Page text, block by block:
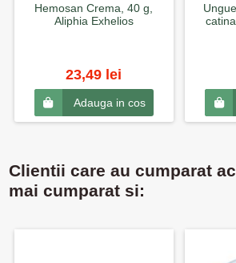
Hemosan Crema, 40 g,
Aliphia Exhelios
23,49 lei
Adauga in cos
Clientii care au cumparat
mai cumparat si: